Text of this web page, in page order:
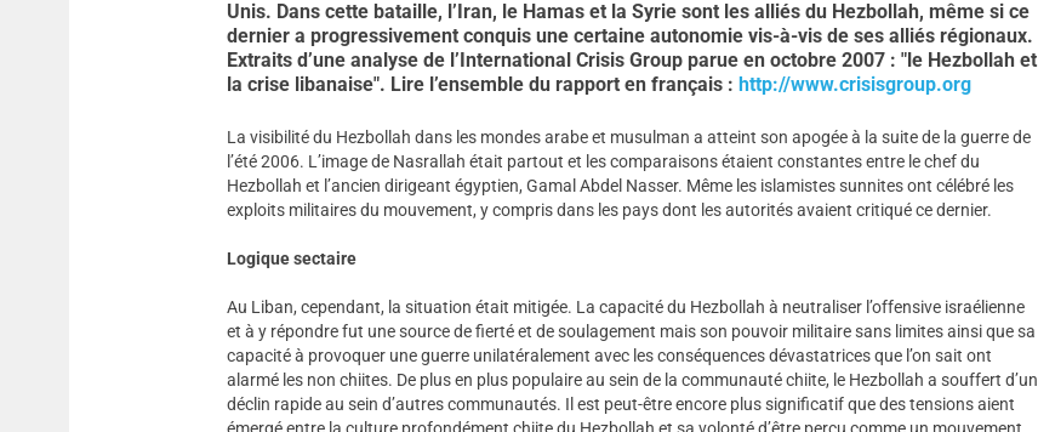
Unis. Dans cette bataille, l’Iran, le Hamas et la Syrie sont les alliés du Hezbollah, même si ce
dernier a progressivement conquis une certaine autonomie vis-à-vis de ses alliés régionaux.
Extraits d’une analyse de l’International Crisis Group parue en octobre 2007 : "le Hezbollah et
la crise libanaise". Lire l’ensemble du rapport en français : http://www.crisisgroup.org
La visibilité du Hezbollah dans les mondes arabe et musulman a atteint son apogée à la suite de la guerre de
l’été 2006. L’image de Nasrallah était partout et les comparaisons étaient constantes entre le chef du
Hezbollah et l’ancien dirigeant égyptien, Gamal Abdel Nasser. Même les islamistes sunnites ont célébré les
exploits militaires du mouvement, y compris dans les pays dont les autorités avaient critiqué ce dernier.
Logique sectaire
Au Liban, cependant, la situation était mitigée. La capacité du Hezbollah à neutraliser l’offensive israélienne
et à y répondre fut une source de fierté et de soulagement mais son pouvoir militaire sans limites ainsi que sa
capacité à provoquer une guerre unilatéralement avec les conséquences dévastatrices que l’on sait ont
alarmé les non chiites. De plus en plus populaire au sein de la communauté chiite, le Hezbollah a souffert d’un
déclin rapide au sein d’autres communautés. Il est peut-être encore plus significatif que des tensions aient